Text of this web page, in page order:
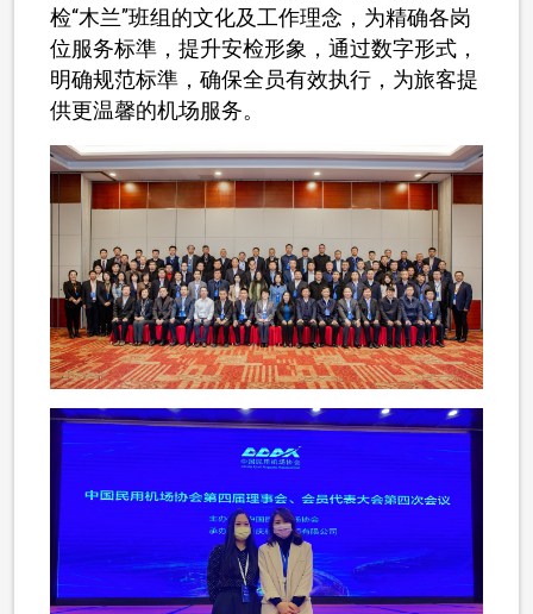
检“木兰”班组的文化及工作理念，为精确各岗
位服务标準，提升安检形象，通过数字形式，
明确规范标準，确保全员有效执行，为旅客提
供更温馨的机场服务。